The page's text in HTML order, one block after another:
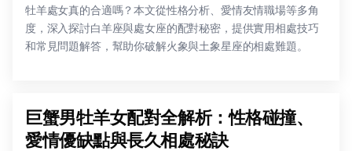
牡羊處女真的合適嗎？本文從性格分析、愛情友情職場等多角
度，深入探討白羊座與處女座的配對秘密，提供實用相處技巧
和常見問題解答，幫助你破解火象與土象星座的相處難題。
巨蟹男牡羊女配對全解析：性格碰撞、
愛情優缺點與長久相處秘訣